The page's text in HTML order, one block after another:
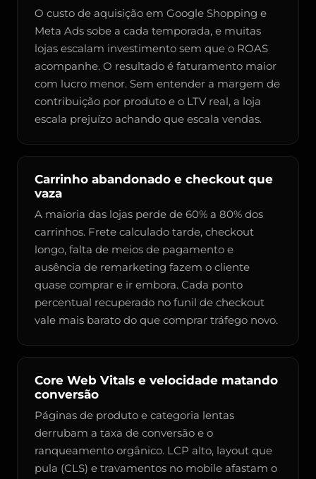
O custo de aquisição em Google Shopping e
Meta Ads sobe a cada temporada, e muitas
lojas escalam investimento sem que o ROAS
acompanhe. O resultado é faturamento maior
com lucro menor. Sem entender a margem de
contribuição por produto e o LTV real, a loja
escala prejuízo achando que escala vendas.
Carrinho abandonado e checkout que
vaza
A maioria das lojas perde de 60% a 80% dos
carrinhos. Frete calculado tarde, checkout
longo, falta de meios de pagamento e
ausência de remarketing fazem o cliente
quase comprar e ir embora. Cada ponto
percentual recuperado no funil de checkout
vale mais barato do que comprar tráfego novo.
Core Web Vitals e velocidade matando
conversão
Páginas de produto e categoria lentas
derrubam a taxa de conversão e o
ranqueamento orgânico. LCP alto, layout que
pula (CLS) e travamentos no mobile afastam o